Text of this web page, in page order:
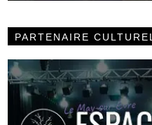
PARTENAIRE CULTUREL